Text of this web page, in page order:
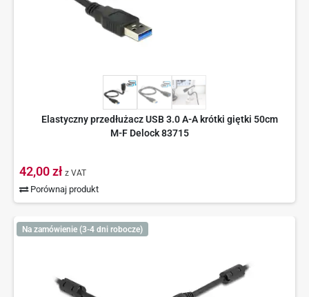
Elastyczny przedłużacz USB 3.0 A-A krótki giętki 50cm
M-F Delock 83715
42,00 zł z VAT
Porównaj produkt
Na zamówienie (3-4 dni robocze)